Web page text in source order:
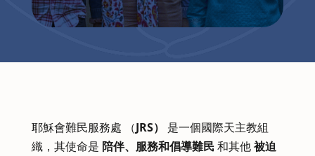
耶穌會難民服務處 （JRS）
是一個國際天主教組
織，其使命是 陪伴、服務和倡導難民和其他被迫